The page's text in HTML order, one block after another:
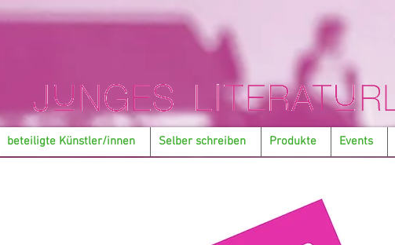
beteiligte Künstler/innen Selber schreiben Produkte Events